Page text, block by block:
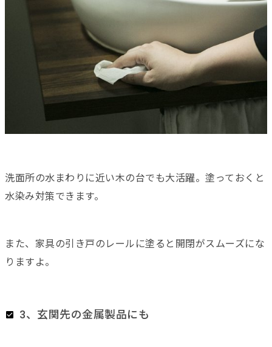
洗面所の水まわりに近い木の台でも大活躍。塗っておくと
水染み対策できます。
また、家具の引き戸のレールに塗ると開閉がスムーズにな
りますよ。
3、玄関先の金属製品にも